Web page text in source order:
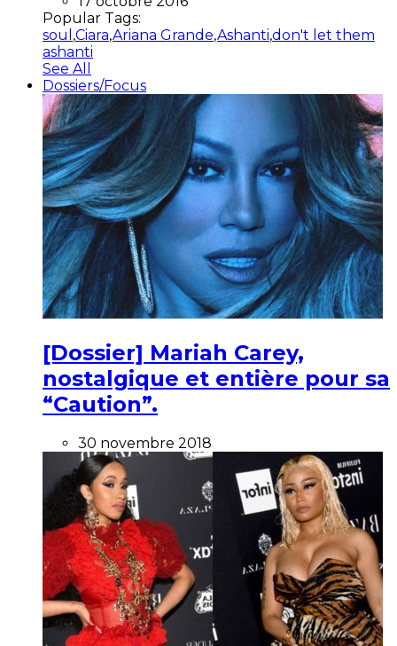
Popular Tags:
soul ,Ciara,Ariana Grande,Ashanti,don't let them
ashanti
See All
Dossiers/Focus
[Dossier] Mariah Carey,
nostalgique et entière pour sa
“Caution”.
30 novembre 2018